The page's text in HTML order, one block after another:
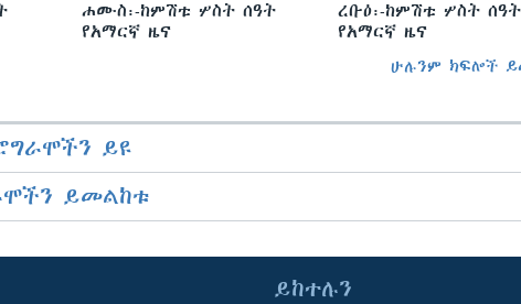
ሐሙስ፡-ከምሽቱ ሦስት ሰዓት
የአማርኛ ዜና
ረቡዕ፡-ከምሽቱ ሦስት ሰዓት
የአማርኛ ዜና
ሁሉንም ክፍሎች
ይዩ
ይመልከቱ
ይከተሉን